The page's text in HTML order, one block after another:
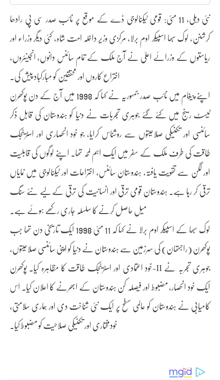
نئی دہلی، 11 مئی: قومی ٹیکنالوجی ڈے کے موقع پر نائب صدر سی پی رادھا
کرشنن، لوک سبھا اسپیکر اوم برلا، مرکزی وزیر داخلہ امت شاہ، کئی دیگر وزراء اور
ریاستوں کے وزرائے اعلیٰ نے آج ملک کے تمام سائنس دانوں، انجینئروں،
اختراع کاروں اور محققین کو مبارکباد پیش کی۔
اپنے پیغام میں نائب صدر جمہوریہ نے کہا کہ 1998 میں آج کے دن پوکھرن
ٹیسٹ رینج میں کئے گئے جوہری تجربات نے دنیا کو ہندوستان کی قابل ذکر
سائنسی اور تکنیکی صلاحیتوں سے روشناس کرایا، جو خود انحصاری اور اسٹریٹجک
طاقت کی طرف ملک کے سفر میں ایک اہم لمحہ تھا۔ اپنے لوگوں کی قابلیت
اور لگن سے تقویت یافتہ، ہندوستان سائنس، اختراعات اور ٹیکنالوجی میں نمایاں
ترقی کر رہا ہے۔ ہندوستان قومی ترقی اور انسانیت کی ترقی کے لیے نئے سنگ
میل حاصل کرنے کا سلسلہ جاری رکھے ہوئے ہے۔
لوک سبھا کے اسپیکر اوم برلا نے کہا کہ 11 مئی 1998 ایک تاریخی دن تھا جب
پوکھرن (راجستھان) کی سرزمین سے ہندوستان نے دنیا کو اپنی سائنسی صلاحیتوں،
خود اعتمادی اور اسٹریٹجک طاقت کا مظاہرہ کیا۔ پوکھرن-II جوہری تجربہ نے
ایک خود انحصار، مضبوط اور فیصلہ کن ہندوستان کے ابھرنے کا اعلان کیا۔ اس
کامیابی نے ہندوستان کو عالمی سطح پر ایک نئی شناخت دی اور ہماری سلامتی،
خودمختاری اور تکنیکی صلاحیت کو مضبوط کیا۔